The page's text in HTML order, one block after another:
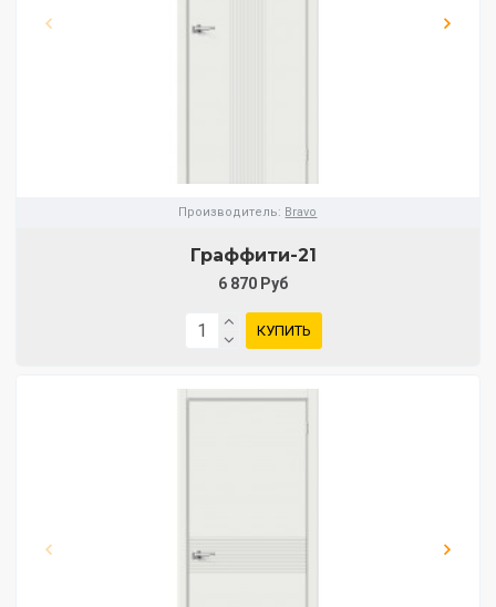
Производитель: Bravo
Граффити-21
6 870 Руб
КУПИТЬ